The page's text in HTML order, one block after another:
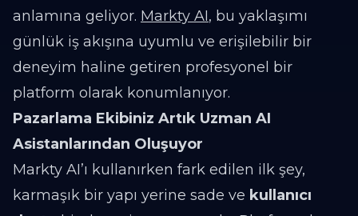
anlamına geliyor. Markty AI, bu yaklaşımı
günlük iş akışına uyumlu ve erişilebilir bir
deneyim haline getiren profesyonel bir
platform olarak konumlanıyor.
Pazarlama Ekibiniz Artık Uzman AI
Asistanlarından Oluşuyor
Markty AI’ı kullanırken fark edilen ilk şey,
karmaşık bir yapı yerine sade ve kullanıcı